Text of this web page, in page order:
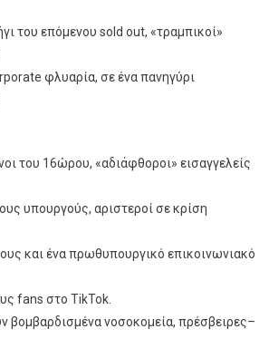
του επόμενου sold out, «τραμπικοί»
φλυαρία, σε ένα πανηγύρι
του 16ώρου, «αδιάφθοροι» εισαγγελείς
υπουργούς, αριστεροί σε κρίση
και ένα πρωθυπουργικό επικοινωνιακό
fans στο TikTok.
βομβαρδισμένα νοσοκομεία, πρέσβειρες–